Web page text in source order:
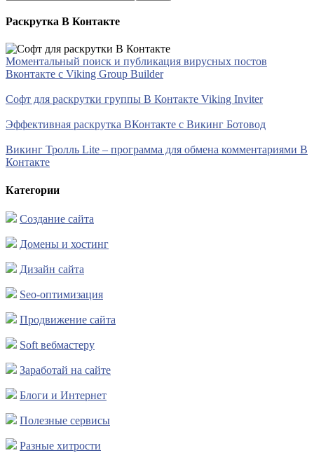
Раскрутка В Контакте
Моментальный поиск и публикация вирусных постов
Вконтакте с Viking Group Builder
Софт для раскрутки группы В Контакте Viking Inviter
Эффективная раскрутка ВКонтакте с Викинг Ботовод
Викинг Тролль Lite – программа для обмена комментариями В
Контакте
Категории
Создание сайта
Домены и хостинг
Дизайн сайта
Seo-оптимизация
Продвижение сайта
Soft вебмастеру
Заработай на сайте
Блоги и Интернет
Полезные сервисы
Разные хитрости